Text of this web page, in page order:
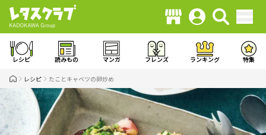
レシピ 読みもの マンガ フレンズ ランキング 特集
レシピ たことキャベツの卵炒め